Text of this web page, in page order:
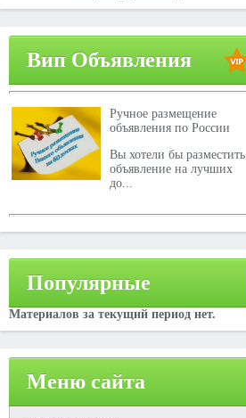
Вип Объявления
Ручное размещение
объявления по России
Вы хотели бы разместить
объявление на лучших
до...
Популярные
Материалов за текущий период нет.
Меню сайта